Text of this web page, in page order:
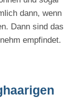
dann, wenn
Dann sind das
empfindet.